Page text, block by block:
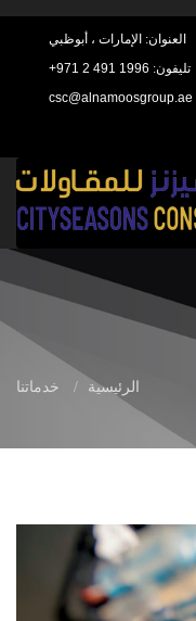
العنوان: الإمارات ، أبوظبي
تليفون: +971 2 491 1996
الرئيسية خدماتنا